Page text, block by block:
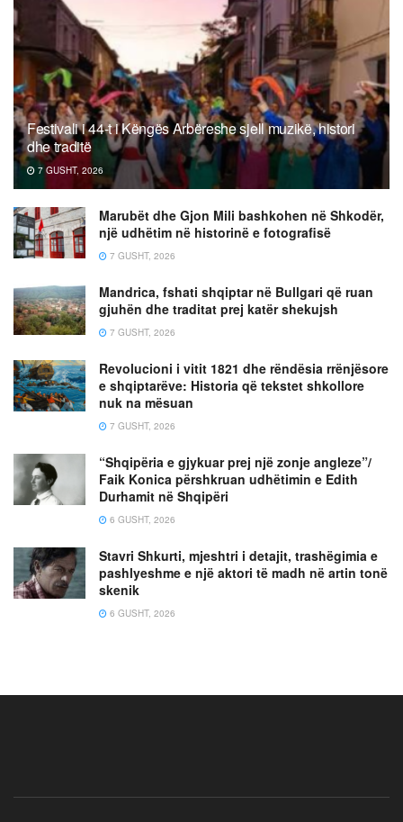
Festivali i 44-t i Këngës Arbëreshe sjell muzikë, histori
dhe traditë
7 GUSHT, 2026
Marubët dhe Gjon Mili bashkohen në Shkodër,
një udhëtim në historinë e fotografisë
7 GUSHT, 2026
Mandrica, fshati shqiptar në Bullgari që ruan
gjuhën dhe traditat prej katër shekujsh
7 GUSHT, 2026
Revolucioni i vitit 1821 dhe rëndësia rrënjësore
e shqiptarëve: Historia që tekstet shkollore
nuk na mësuan
7 GUSHT, 2026
“Shqipëria e gjykuar prej një zonje angleze”/
Faik Konica përshkruan udhëtimin e Edith
Durhamit në Shqipëri
6 GUSHT, 2026
Stavri Shkurti, mjeshtri i detajit, trashëgimia e
pashlyeshme e një aktori të madh në artin tonë
skenik
6 GUSHT, 2026